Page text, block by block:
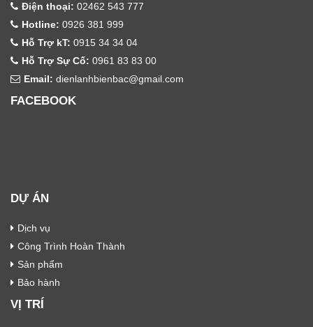
Điện thoại: 02462 543 777
Hotline: 0926 381 999
Hỗ Trợ kT: 0915 34 34 04
Hỗ Trợ Sự Cố: 0961 83 83 00
Email: dienlanhbienbac@gmail.com
FACEBOOK
DỰ ÁN
Dịch vụ
Công Trình Hoàn Thành
Sản phẩm
Bảo hành
VỊ TRÍ